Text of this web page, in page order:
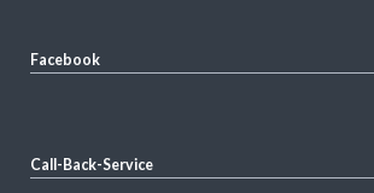
Facebook
Call-Back-Service